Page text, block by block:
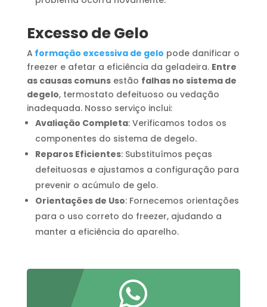
Excesso de Gelo
A formação excessiva de gelo pode danificar o
freezer e afetar a eficiência da geladeira. Entre
as causas comunsestão falhas no sistema de
degelo, termostato defeituoso ou vedação
inadequada. Nosso serviço inclui:
Avaliação Completa: Verificamos todos os
componentes do sistema de degelo.
Reparos Eficientes: Substituímos peças
defeituosas e ajustamos a configuração para
prevenir o acúmulo de gelo.
Orientações de Uso: Fornecemos orientações
para o uso correto do freezer, ajudando a
manter a eficiência do aparelho.
